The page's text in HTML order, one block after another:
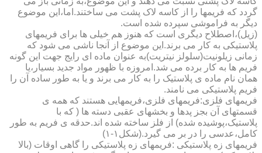
گردد که فریمها را از کاسه لاک پشت می ساختند.اما،این موضوع
دیگر به فراموشی سپرده شده است.
(زیل)،اصطلاح دیگری است که هنوز هم خیلی ها برای فریمهای
پلاستیکی به کار می برند.این موضوع از آنجا ناشی می شود که
زمانی زیلونیت(سلولز نیتریت)به عنوان ماده ای رایج جهت این گونه
فریم ها به کار برده می شد.امروزه با ظهور مواد جدید بسیار،یا
همان نام ماده ی پلاستیک را به کار می برند و یا به طور ساده آن را
فریم پلاستیکی می نامند.
فریمهای فلزی:فریمهای فلزی،فریمهایی هستند که همه ی
قسمتهای آن بجز پدها و بخشهای عقبی دسته ها ( که با
پلاستیک،پوشیده شده) از فلز ساخته شده اند.حدقه ی فریم به طور
کامل،عدسی را در بر می گیرد.(شکل۱-۱)
فریمهای زه پلاستیکی :فریمهای زه پلاستیکی را گاهی اوقات (بالا